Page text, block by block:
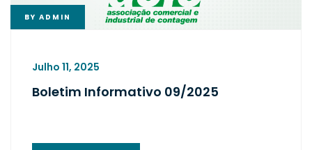
BY ADMIN
Julho 11, 2025
Boletim Informativo 09/2025